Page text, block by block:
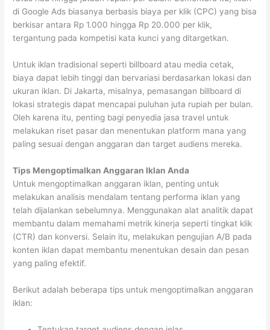
di Google Ads biasanya berbasis biaya per klik (CPC) yang bisa
berkisar antara Rp 1.000 hingga Rp 20.000 per klik,
tergantung pada kompetisi kata kunci yang ditargetkan.
Untuk iklan tradisional seperti billboard atau media cetak,
biaya dapat lebih tinggi dan bervariasi berdasarkan lokasi dan
ukuran iklan. Di Jakarta, misalnya, pemasangan billboard di
lokasi strategis dapat mencapai puluhan juta rupiah per bulan.
Oleh karena itu, penting bagi penyedia jasa travel untuk
melakukan riset pasar dan menentukan platform mana yang
paling sesuai dengan anggaran dan target audiens mereka.
Tips Mengoptimalkan Anggaran Iklan Anda
Untuk mengoptimalkan anggaran iklan, penting untuk
melakukan analisis mendalam tentang performa iklan yang
telah dijalankan sebelumnya. Menggunakan alat analitik dapat
membantu dalam memahami metrik kinerja seperti tingkat klik
(CTR) dan konversi. Selain itu, melakukan pengujian A/B pada
konten iklan dapat membantu menentukan desain dan pesan
yang paling efektif.
Berikut adalah beberapa tips untuk mengoptimalkan anggaran
iklan: